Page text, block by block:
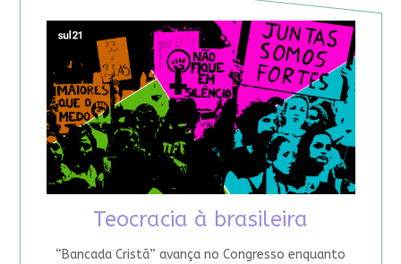
Teocracia à brasileira
“Bancada Cristã” avança no Congresso enquanto